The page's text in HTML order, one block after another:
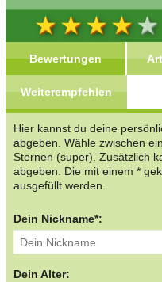
Bewertungen
Weiterempfehlen
Hier kannst du deine
abgeben. Wähle zwischen
Sternen (super). Zusätzlich
abgeben. Die mit einem *
ausgefüllt werden.
Dein Nickname*:
Dein Alter: